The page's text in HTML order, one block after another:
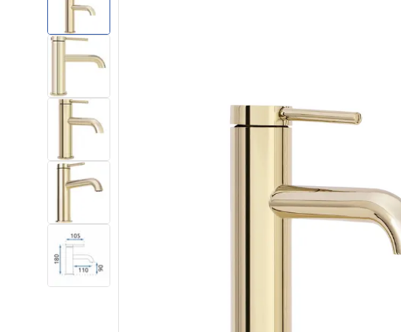
Lineaire Douchegoten
Toiletten
Wastafels
Baden en badwanden
Kranen